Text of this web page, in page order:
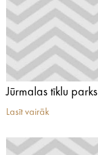
Jūrmalas tīklu parks
Lasīt vairāk